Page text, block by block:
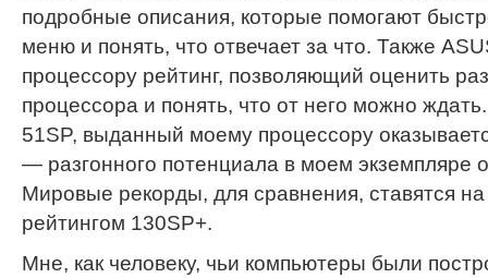
подробные описания, которые помогают
меню и понять, что отвечает за что. Также
процессору рейтинг, позволяющий оценить
процессора и понять, что от него можно
51SP, выданный моему процессору
— разгонного потенциала в моем экземпляре
Мировые рекорды, для сравнения, ставятся
рейтингом 130SP+.
Мне, как человеку, чьи компьютеры были